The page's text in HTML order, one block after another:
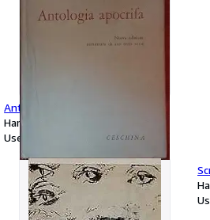
Antologia apocrifa
Hardcover
Used